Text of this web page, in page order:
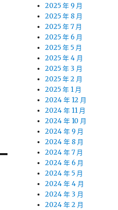
2025 年 9 月
2025 年 8 月
2025 年 7 月
2025 年 6 月
2025 年 5 月
2025 年 4 月
2025 年 3 月
2025 年 2 月
2025 年 1 月
2024 年 12 月
2024 年 11 月
2024 年 10 月
2024 年 9 月
2024 年 8 月
2024 年 7 月
2024 年 6 月
2024 年 5 月
2024 年 4 月
2024 年 3 月
2024 年 2 月